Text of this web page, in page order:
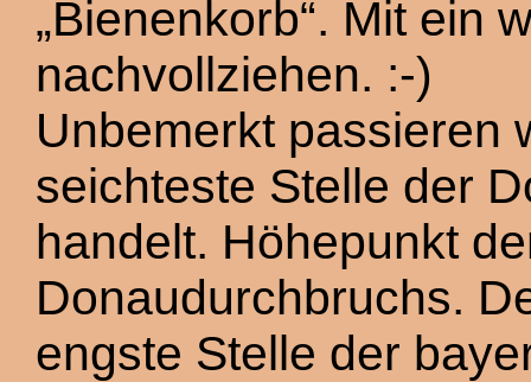
„Bienenkorb“. Mit ein
nachvollziehen. :-)
Unbemerkt passieren
seichteste Stelle der
handelt. Höhepunkt
Donaudurchbruchs.
engste Stelle der